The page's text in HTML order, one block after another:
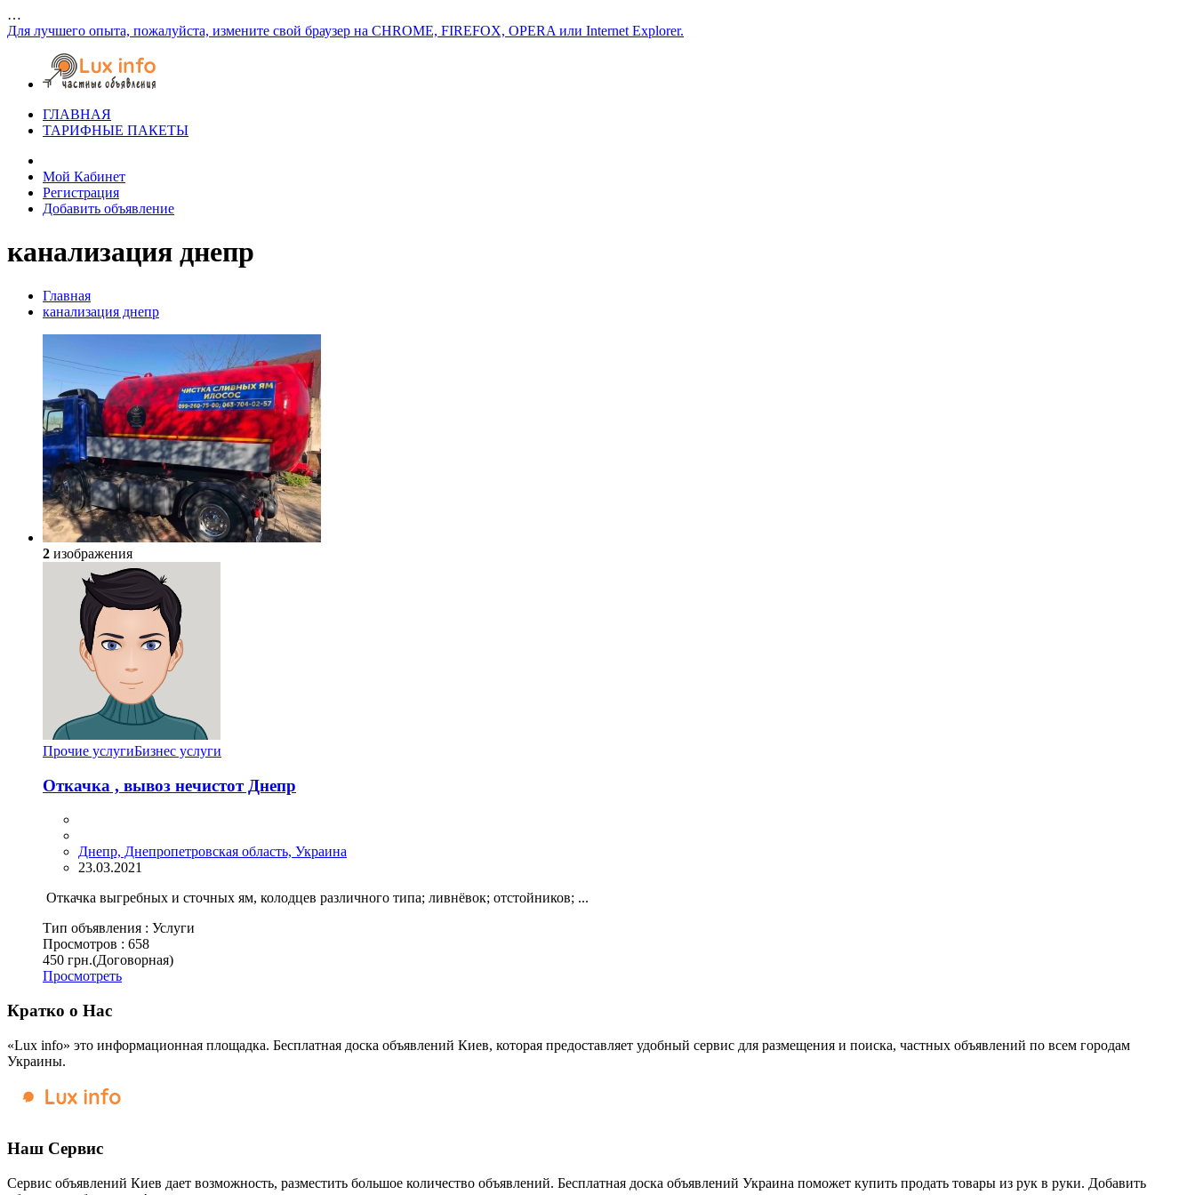
…
Для лучшего опыта, пожалуйста, измените свой браузер на CHROME, FIREFOX, OPERA или Internet Explorer.
ГЛАВНАЯ
ТАРИФНЫЕ ПАКЕТЫ
Мой Кабинет
Регистрация
Добавить объявление
канализация днепр
Главная
канализация днепр
2 изображения
Прочие услугиБизнес услуги
Откачка , вывоз нечистот Днепр
Днепр, Днепропетровская область, Украина
23.03.2021
Откачка выгребных и сточных ям, колодцев различного типа; ливнёвок; отстойников; ...
Тип объявления : Услуги
Просмотров : 658
450 грн.(Договорная)
Просмотреть
Кратко о Нас
«Lux info» это информационная площадка. Бесплатная доска объявлений Киев, которая предоставляет удобный сервис для размещения и поиска, частных объявлений по всем городам
Украины.
Наш Сервис
Сервис объявлений Киев дает возможность, разместить большое количество объявлений. Бесплатная доска объявлений Украина поможет купить продать товары из рук в руки. Добавить